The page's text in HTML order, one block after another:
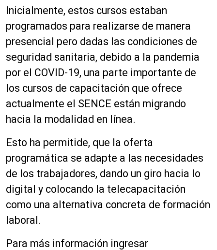
Inicialmente, estos cursos estaban
programados para realizarse de manera
presencial pero dadas las condiciones de
seguridad sanitaria, debido a la pandemia
por el COVID-19, una parte importante de
los cursos de capacitación que ofrece
actualmente el SENCE están migrando
hacia la modalidad en línea.
Esto ha permitide, que la oferta
programática se adapte a las necesidades
de los trabajadores, dando un giro hacia lo
digital y colocando la telecapacitación
como una alternativa concreta de formación
laboral.
Para más información ingresar